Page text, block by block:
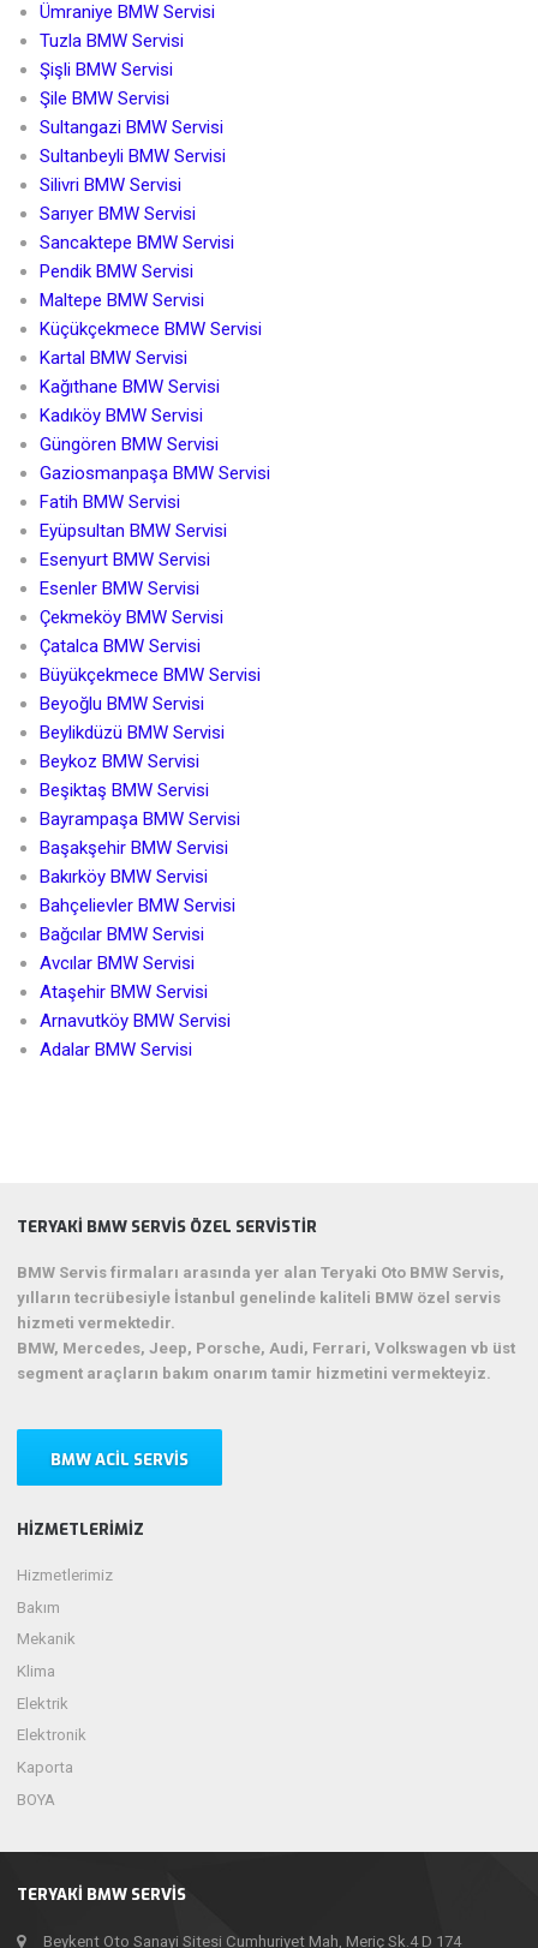
Ümraniye BMW Servisi
Tuzla BMW Servisi
Şişli BMW Servisi
Şile BMW Servisi
Sultangazi BMW Servisi
Sultanbeyli BMW Servisi
Silivri BMW Servisi
Sarıyer BMW Servisi
Sancaktepe BMW Servisi
Pendik BMW Servisi
Maltepe BMW Servisi
Küçükçekmece BMW Servisi
Kartal BMW Servisi
Kağıthane BMW Servisi
Kadıköy BMW Servisi
Güngören BMW Servisi
Gaziosmanpaşa BMW Servisi
Fatih BMW Servisi
Eyüpsultan BMW Servisi
Esenyurt BMW Servisi
Esenler BMW Servisi
Çekmeköy BMW Servisi
Çatalca BMW Servisi
Büyükçekmece BMW Servisi
Beyoğlu BMW Servisi
Beylikdüzü BMW Servisi
Beykoz BMW Servisi
Beşiktaş BMW Servisi
Bayrampaşa BMW Servisi
Başakşehir BMW Servisi
Bakırköy BMW Servisi
Bahçelievler BMW Servisi
Bağcılar BMW Servisi
Avcılar BMW Servisi
Ataşehir BMW Servisi
Arnavutköy BMW Servisi
Adalar BMW Servisi
TERYAKI BMW SERVIS
Beykent Oto Sanayi Sitesi Cumhuriyet Mah, Meriç Sk.4 D 174
TERYAKI BMW SERVIS ÖZEL SERVISTIR
BMW Servis firmaları arasında yer alan Teryaki Oto BMW Servis,
yılların tecrübesiyle İstanbul genelinde kaliteli BMW özel servis
hizmeti vermektedir.
BMW, Mercedes, Jeep, Porsche, Audi, Ferrari, Volkswagen vb üst
segment araçların bakım onarım tamir hizmetini vermekteyiz.
BMW ACIL SERVIS
HIZMETLERIMIZ
Hizmetlerimiz
Bakım
Mekanik
Klima
Elektrik
Elektronik
Kaporta
BOYA